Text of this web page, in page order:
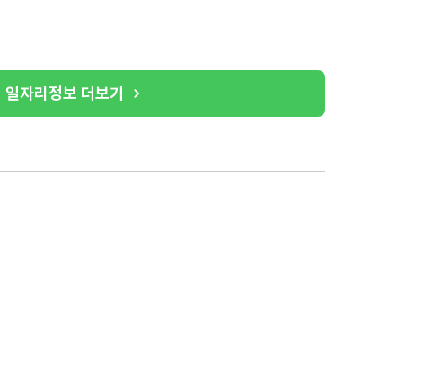
일자리정보 더보기